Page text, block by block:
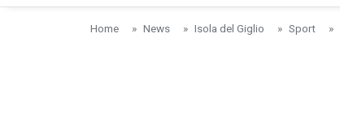
Home News Isola del Giglio Sport